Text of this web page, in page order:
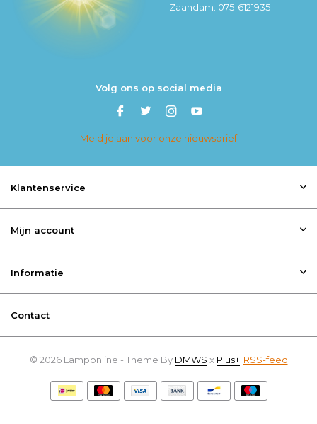
Zaandam: 075-6121935
Volg ons op social media
Meld je aan voor onze nieuwsbrief
Klantenservice
Mijn account
Informatie
Contact
© 2026 Lamponline - Theme By DMWS x Plus+ RSS-feed